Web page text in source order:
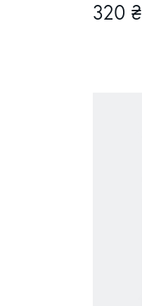
320 ₴